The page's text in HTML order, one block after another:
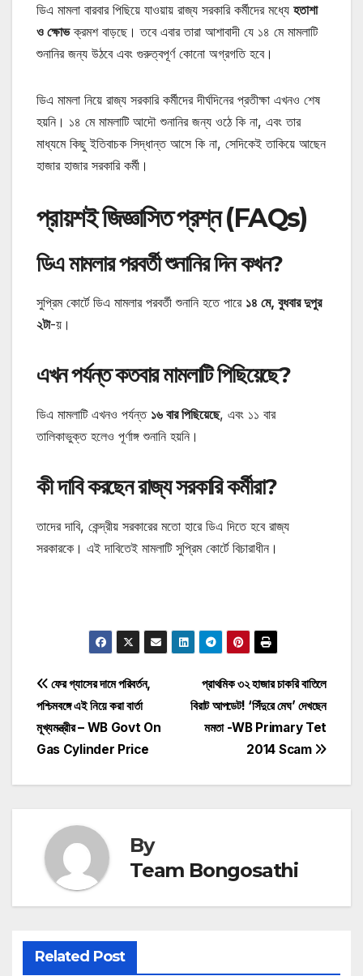
ডিএ মামলা বারবার পিছিয়ে যাওয়ায় রাজ্য সরকারি কর্মীদের মধ্যে হতাশা
ও ক্ষোভক্রমশ বাড়ছে। তবে এবার তারা আশাবাদী যে ১৪ মে মামলাটি
শুনানির জন্য উঠবে এবং গুরুত্বপূর্ণ কোনো অগ্রগতি হবে।
ডিএ মামলা নিয়ে রাজ্য সরকারি কর্মীদের দীর্ঘদিনের প্রতীক্ষা এখনও শেষ
হয়নি। ১৪ মে মামলাটি আদৌ শুনানির জন্য ওঠে কি না, এবং তার
মাধ্যমে কিছু ইতিবাচক সিদ্ধান্ত আসে কি না, সেদিকেই তাকিয়ে আছেন
হাজার হাজার সরকারি কর্মী।
প্রায়শই জিজ্ঞাসিত প্রশ্ন (FAQs)
ডিএ মামলার পরবর্তী শুনানির দিন কখন?
সুপ্রিম কোর্টে ডিএ মামলার পরবর্তী শুনানি হতে পারে ১৪ মে, বুধবার দুপুর
২টা-য়।
এখন পর্যন্ত কতবার মামলাটি পিছিয়েছে?
ডিএ মামলাটি এখনও পর্যন্ত ১৬ বার পিছিয়েছে, এবং ১১ বার
তালিকাভুক্ত হলেও পূর্ণাঙ্গ শুনানি হয়নি।
কী দাবি করছেন রাজ্য সরকারি কর্মীরা?
তাদের দাবি, কেন্দ্রীয় সরকারের মতো হারে ডিএ দিতে হবে রাজ্য
সরকারকে। এই দাবিতেই মামলাটি সুপ্রিম কোর্টে বিচারাধীন।
Post
navigation
প্রাথমিক ৩২ হাজার চাকরি বাতিলে
বিরাট আপডেট! ‘সিঁদুরে মেঘ’ দেখছেন
মমতা -WB Primary Tet
2014 Scam
ফের গ্যাসের দামে পরিবর্তন,
পশ্চিমবঙ্গে এই নিয়ে করা বার্তা
মূখ্যমন্ত্রীর – WB Govt On
Gas Cylinder Price
By
Team Bongosathi
Related Post